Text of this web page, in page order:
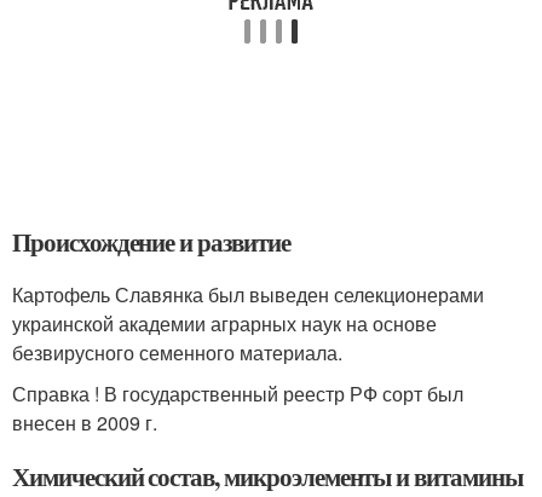
Происхождение и развитие
Картофель Славянка был выведен селекционерами
украинской академии аграрных наук на основе
безвирусного семенного материала.
Справка ! В государственный реестр РФ сорт был
внесен в 2009 г.
Химический состав, микроэлементы и витамины